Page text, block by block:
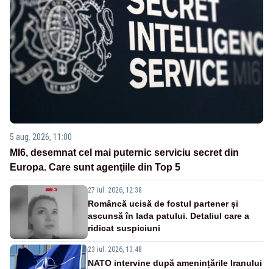
5 aug. 2026, 11:00
MI6, desemnat cel mai puternic serviciu secret din
Europa. Care sunt agenţiile din Top 5
27 iul. 2026, 12:38
Româncă ucisă de fostul partener și
ascunsă în lada patului. Detaliul care a
ridicat suspiciuni
23 iul. 2026, 13:48
NATO intervine după amenințările Iranului